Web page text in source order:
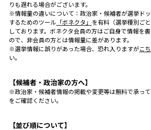
りも遅れる場合がございます。
※情報量の違いについて：政治家・候補者が選挙ド
するためのツール 「ボネクタ」 を有料（選挙種別ご
しております。ボネクタ会員の方はご自身で情報を
ので、非会員の方とは情報量に差があります。
※選挙情報に誤りがあった場合、恐れ入りますがこ
い。
【候補者・政治家の方へ】
※政治家・候補者情報の掲載や変更等は無料で承って
をご確認ください。
【並び順について】